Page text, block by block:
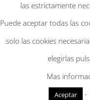
las estrictamente
Puede aceptar todas las
solo las cookies
elegirlas
Mas
Aceptar -